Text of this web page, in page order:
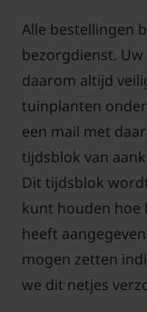
Verzorging
sneeuwbal
Het onderhoud
eenvoudig. Het is
kale takken te
nieuwe groei.
het beste
Alle bestellingen
bezorgdienst.
daarom altijd
tuinplanten
een mail met
tijdsblok van
Dit tijdsblok
kunt houden hoe
heeft
mogen zetten
we dit netjes